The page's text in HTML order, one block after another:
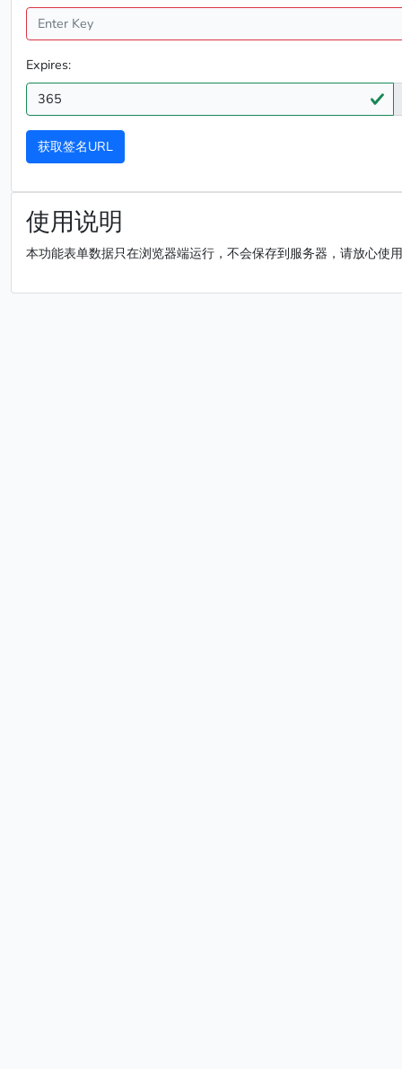
Expires:
获取签名URL
使用说明
本功能表单数据只在浏览器端运行，不会保存到服务器，请放心使